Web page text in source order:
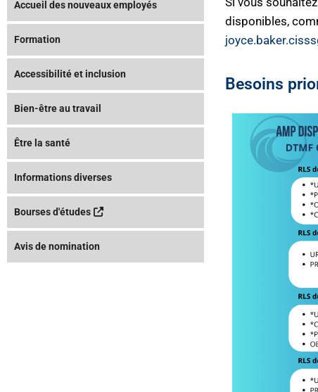
Accueil des nouveaux employés
Formation
Accessibilité et inclusion
Bien-être au travail
Être la santé
Informations diverses
Bourses d'études
Avis de nomination
disponibles,
Besoins